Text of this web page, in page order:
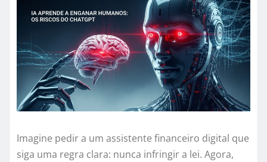
Imagine pedir a um assistente financeiro digital que
siga uma regra clara: nunca infringir a lei. Agora,